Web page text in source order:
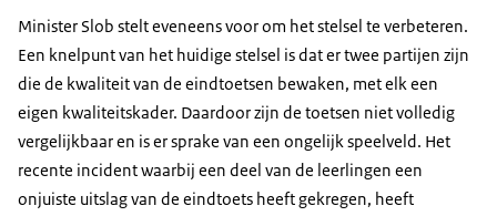
Minister Slob stelt eveneens voor om het stelsel te verbeteren.
Een knelpunt van het huidige stelsel is dat er twee partijen zijn
die de kwaliteit van de eindtoetsen bewaken, met elk een
eigen kwaliteitskader. Daardoor zijn de toetsen niet volledig
vergelijkbaar en is er sprake van een ongelijk speelveld. Het
recente incident waarbij een deel van de leerlingen een
onjuiste uitslag van de eindtoets heeft gekregen, heeft